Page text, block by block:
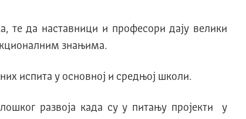
те да наставници и професори дају велики
знањима.
испита у основној и средњој школи.
развоја када су у питању пројекти у